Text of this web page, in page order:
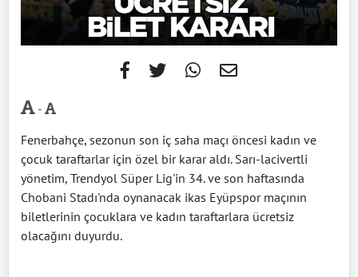
-
Fenerbahçe, sezonun son iç saha maçı öncesi kadın ve
çocuk taraftarlar için özel bir karar aldı. Sarı-lacivertli
yönetim, Trendyol Süper Lig'in 34. ve son haftasında
Chobani Stadı'nda oynanacak ikas Eyüpspor maçının
biletlerinin çocuklara ve kadın taraftarlara ücretsiz
olacağını duyurdu.